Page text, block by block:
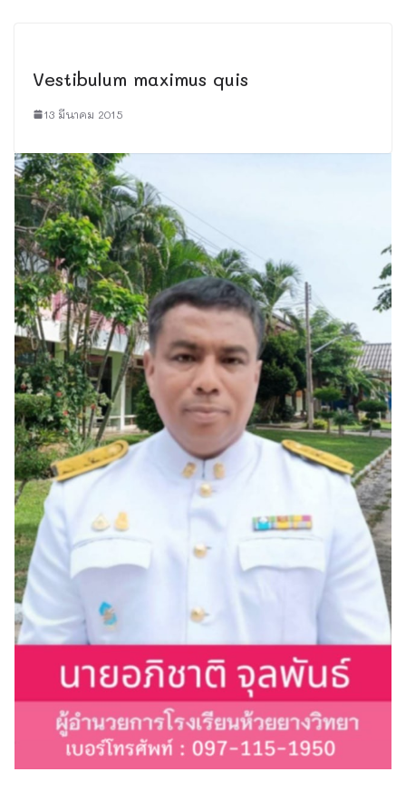
Vestibulum maximus quis
13 มีนาคม 2015